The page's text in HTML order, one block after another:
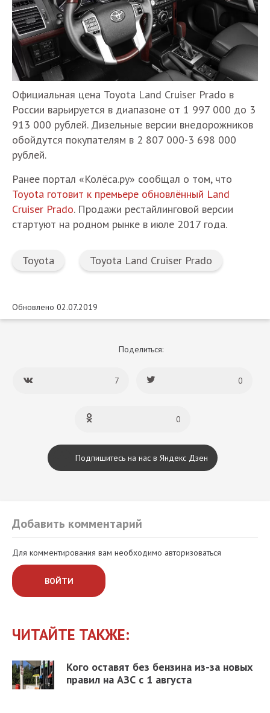
Официальная цена Toyota Land Cruiser Prado в
России варьируется в диапазоне от 1 997 000 до 3
913 000 рублей. Дизельные версии внедорожников
обойдутся покупателям в 2 807 000-3 698 000
рублей.
Ранее портал «Колёса.ру» сообщал о том, что
Toyota готовит к премьере обновлённый Land
Cruiser Prado. Продажи рестайлинговой версии
стартуют на родном рынке в июле 2017 года.
Toyota Toyota Land Cruiser Prado
Обновлено 02.07.2019
Поделиться:
7 0
0
Подпишитесь на нас в Яндекс Дзен
Добавить комментарий
Для комментирования вам необходимо авторизоваться
ВОЙТИ
ЧИТАЙТЕ ТАКЖЕ:
Кого оставят без бензина из-за новых
правил на АЗС с 1 августа